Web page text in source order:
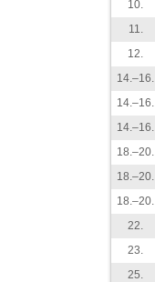
10.
11.
12.
14.–16.
14.–16.
14.–16.
18.–20.
18.–20.
18.–20.
22.
23.
25.